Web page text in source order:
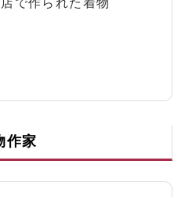
で作られた着物
作家